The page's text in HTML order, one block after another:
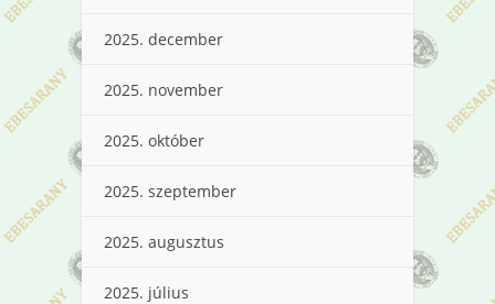
2025. december
2025. november
2025. október
2025. szeptember
2025. augusztus
2025. július